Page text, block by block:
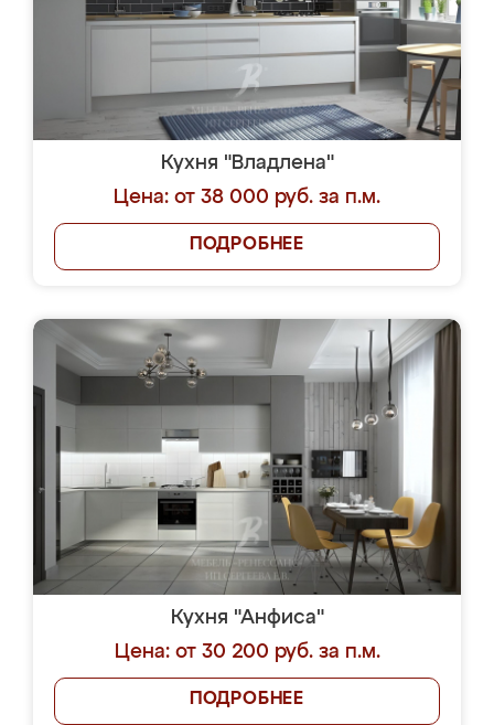
Кухня "Владлена"
Цена: от 38 000 руб. за п.м.
ПОДРОБНЕЕ
Кухня "Анфиса"
Цена: от 30 200 руб. за п.м.
ПОДРОБНЕЕ